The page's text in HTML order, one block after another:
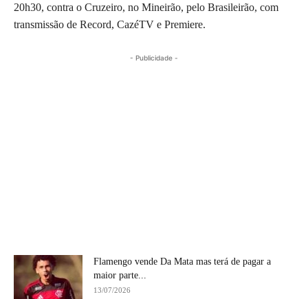
20h30, contra o Cruzeiro, no Mineirão, pelo Brasileirão, com
transmissão de Record, CazéTV e Premiere.
- Publicidade -
Flamengo vende Da Mata mas terá de pagar a
maior parte...
13/07/2026